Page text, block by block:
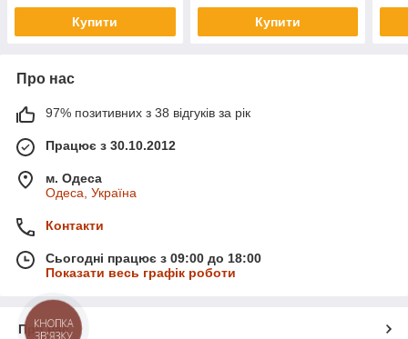
Купити Купити
Про нас
97% позитивних з 38 відгуків за рік
Працює з 30.10.2012
м. Одеса
Одеса, Україна
Контакти
Сьогодні працює з 09:00 до 18:00
Показати весь графік роботи
Про нас
КНОПКА
ЗВ'ЯЗКУ